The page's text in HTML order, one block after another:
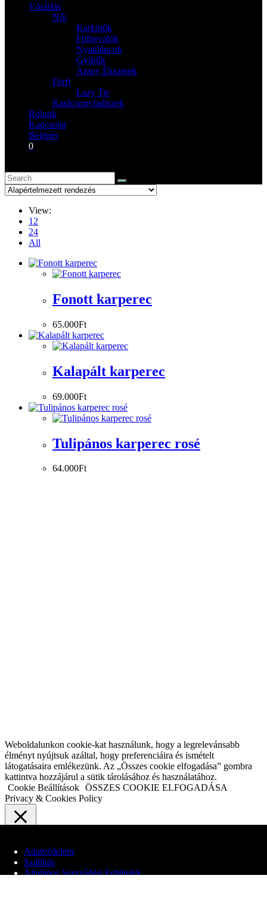
Vásárlás
Női
Karkötők
Fülbevalók
Nyakláncok
Gyűrűk
Arany Ékszerek
Férfi
Lazy Tie
Karácsonyfadíszek
Rólunk
Kapcsolat
Belépés
0
View:
12
24
All
Fonott karperec
65.000Ft
Kalapált karperec
69.000Ft
Tulipános karperec rosé
64.000Ft
Adatvédelem
Szállítás
Általános Szerződési Feltételek
Weboldalunkon cookie-kat használunk, hogy a legrelevánsabb
élményt nyújtsuk azáltal, hogy preferenciáira és ismételt
látogatásaira emlékezünk. Az „Összes cookie elfogadása” gombra
kattintva hozzájárul a sütik tárolásához és használatához.
Cookie Beállítások ÖSSZES COOKIE ELFOGADÁSA
Privacy & Cookies Policy
Adatvédelmi áttekintés